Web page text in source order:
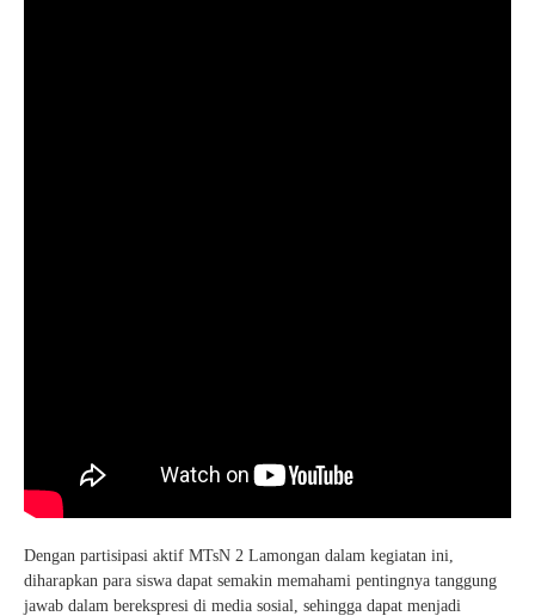
Dengan partisipasi aktif MTsN 2 Lamongan dalam kegiatan ini,
diharapkan para siswa dapat semakin memahami pentingnya tanggung
jawab dalam berekspresi di media sosial, sehingga dapat menjadi